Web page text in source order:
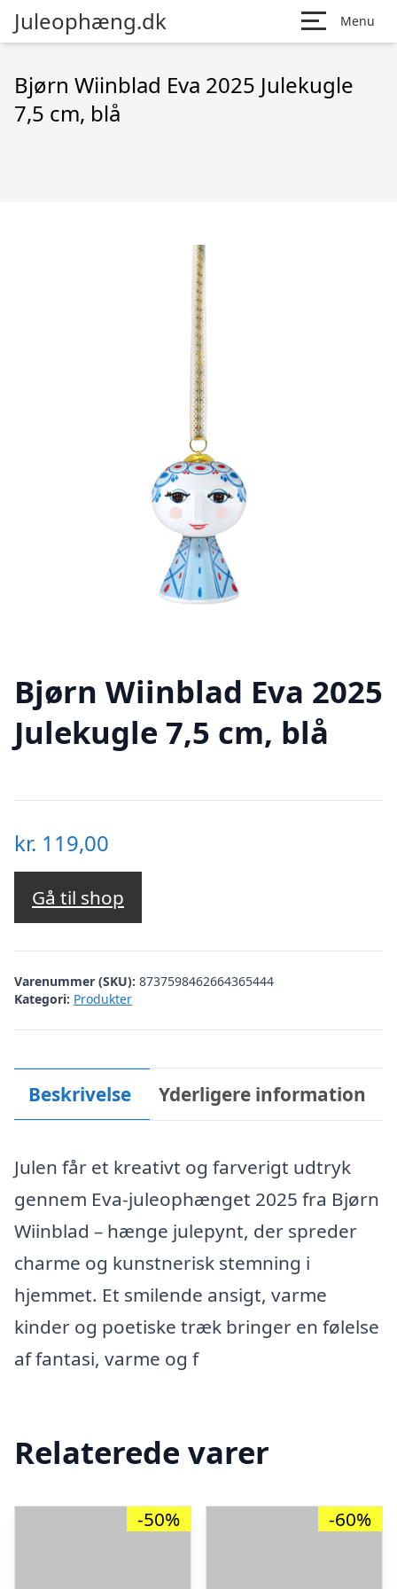
Juleophæng.dk Menu
Bjørn Wiinblad Eva 2025 Julekugle
7,5 cm, blå
Bjørn Wiinblad Eva 2025
Julekugle 7,5 cm, blå
kr. 119,00
Gå til shop
Varenummer (SKU): 8737598462664365444
Kategori: Produkter
Beskrivelse Yderligere information
Julen får et kreativt og farverigt udtryk
gennem Eva-juleophænget 2025 fra Bjørn
Wiinblad – hænge julepynt, der spreder
charme og kunstnerisk stemning i
hjemmet. Et smilende ansigt, varme
kinder og poetiske træk bringer en følelse
af fantasi, varme og f
Relaterede varer
-50% -60%